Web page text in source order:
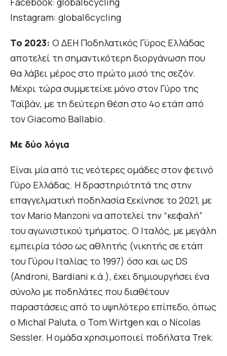
Instagram: global6cycling
Το 2023: Ο ΔΕΗ Ποδηλατικός Γύρος Ελλάδας
αποτελεί τη σημαντικότερη διοργάνωση που
θα λάβει μέρος στο πρώτο μισό της σεζόν.
Μέχρι τώρα συμμετείχε μόνο στον Γύρο της
Ταϊβάν, με τη δεύτερη θέση στο 4ο ετάπ από
τον Giacomo Ballabio.
Με δύο λόγια
Είναι μία από τις νεότερες ομάδες στον φετινό
Γύρο Ελλάδας. Η δραστηριότητά της στην
επαγγελματική ποδηλασία ξεκίνησε το 2021, με
τον Mario Manzoni να αποτελεί την “κεφαλή”
του αγωνιστικού τμήματος. Ο Ιταλός, με μεγάλη
εμπειρία τόσο ως αθλητής (νικητής σε ετάπ
του Γύρου Ιταλίας το 1997) όσο και ως DS
(Androni, Bardiani κ.ά.), έχει δημιουργήσει ένα
σύνολο με ποδηλάτες που διαθέτουν
παραστάσεις από το υψηλότερο επίπεδο, όπως
ο Michal Paluta, ο Tom Wirtgen και ο Nícolas
Sessler. Η ομάδα χρησιμοποιεί ποδήλατα Trek.